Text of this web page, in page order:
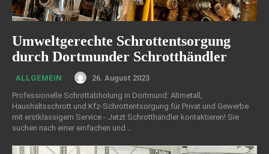
Umweltgerechte Schrottentsorgung
durch Dortmunder Schrotthändler
ALLGEMEIN
26. August 2023
Professionelle Schrottabholung in Dortmund: Altmetall,
Haushaltsschrott und Kfz-Schrottentsorgung für Privat und Gewerbe
mit erstklassigem Service - Jetzt Schrotthändler kontaktieren! Sie
suchen nach einer einfachen und...